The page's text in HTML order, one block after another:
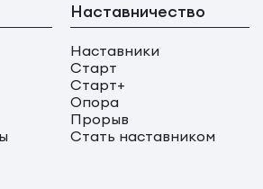
Наставничество
Наставники
Старт
Старт+
Опора
Прорыв
Стать наставником